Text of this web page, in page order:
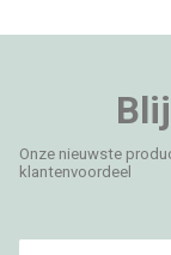
Onze nieuwste
klantenvoordeel